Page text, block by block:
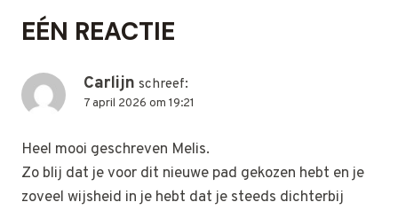
EÉN REACTIE
Carlijn schreef:
7 april 2026 om 19:21
Heel mooi geschreven Melis.
Zo blij dat je voor dit nieuwe pad gekozen hebt en je
zoveel wijsheid in je hebt dat je steeds dichterbij